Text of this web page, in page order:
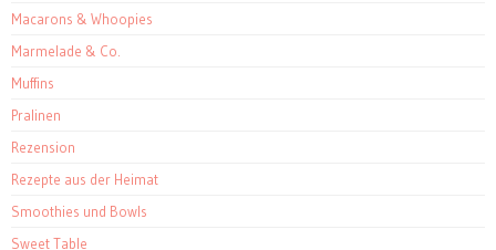
Macarons & Whoopies
Marmelade & Co.
Muffins
Pralinen
Rezension
Rezepte aus der Heimat
Smoothies und Bowls
Sweet Table